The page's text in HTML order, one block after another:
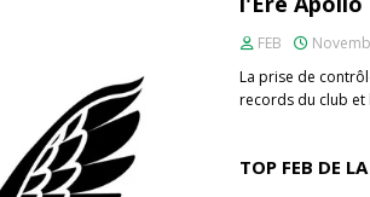
FEB
La prise de
records du club et
TOP FEB DE